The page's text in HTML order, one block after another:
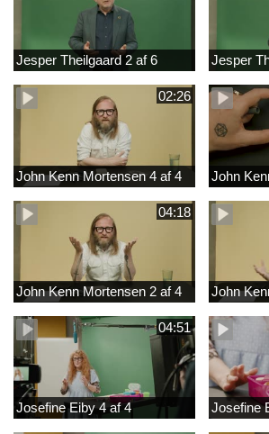
Jesper Theilgaard 2 af 6 Jesper
02:26
John Kenn Mortensen 4 af 4 John
04:18
John Kenn Mortensen 2 af 4 John
04:51
Josefine Eiby 4 af 4 Josefine